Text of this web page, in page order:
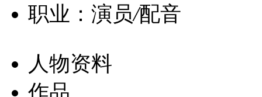
职业：演员/配音
人物资料